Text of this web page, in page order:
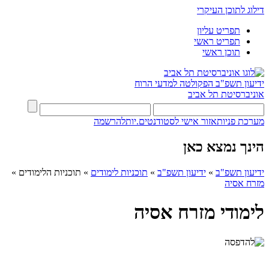
דילוג לתוכן העיקרי
תפריט עליון
תפריט ראשי
תוכן ראשי
ידיעון תשפ"ב הפקולטה למדעי הרוח
אוניברסיטת תל אביב
מערכת פניותאזור אישי לסטודנטים.יותלהרשמה
הינך נמצא כאן
ידיעון תשפ"ב » ידיעון תשפ"ב » תוכניות לימודים » תוכניות הלימודים »
מזרח אסיה
לימודי מזרח אסיה